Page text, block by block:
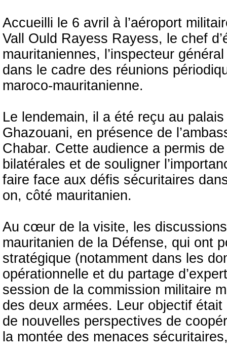
Accueilli le 6 avril à l’aéroport
Vall Ould Rayess Rayess, le chef
mauritaniennes, l’inspecteur
dans le cadre des réunions
maroco-mauritanienne.
Le lendemain, il a été reçu au
Ghazouani, en présence de
Chabar. Cette audience a permis
bilatérales et de souligner
faire face aux défis sécuritaires
on, côté mauritanien.
Au cœur de la visite, les
mauritanien de la Défense, qui ont
stratégique (notamment dans les
opérationnelle et du partage
session de la commission militaire
des deux armées. Leur objectif était
de nouvelles perspectives de
la montée des menaces